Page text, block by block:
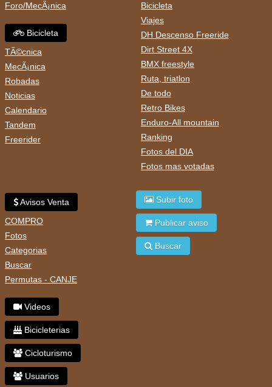
Foro/MecÃ¡nica
Bicicleta
TÃ©cnica
MecÃ¡nica
Robadas
Noticias
Calendario
Tandem
Freerider
Bicicleta
Viajes
DH Descenso Freeride
Dirt Street 4X
BMX freestyle
Ruta, triatlon
De todo
Retro Bikes
Enduro-All mountain
Ranking
Fotos del DIA
Fotos mas votadas
Avisos Venta
COMPRO
Fotos
Categorias
Buscar
Permutas - CANJE
Videos
Bicicleterias
Cicloturismo
Usuarios
Subir foto
Publicar aviso
Buscar